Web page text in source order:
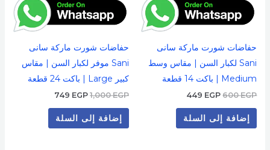
حفاضات شورت ماركة سانى
Sani لكبار السن | مقاس وسط
Medium | باكت 14 قطعة
600EGP
449 EGP
إضافة إلى السلة
حفاضات شورت ماركة سانى
Sani موفر لكبار السن | مقاس
كبير Large | باكت 24 قطعة
1,000EGP
749 EGP
إضافة إلى السلة